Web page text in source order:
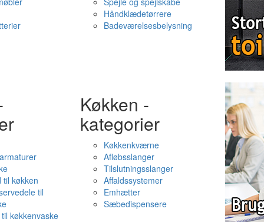
Håndklædetørrere
Badeværelsesbelysning
til køkken
til
køkkenvaske
Køkken -
kategorier
Køkkenkværne
Afløbsslanger
Tilslutningsslanger
Affaldssystemer
Emhætter
Sæbedispensere